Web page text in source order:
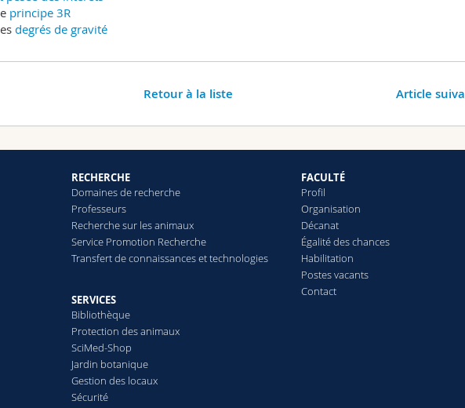
principe 3R
degrés de gravité
Article
Retour à la liste
RECHERCHE
Domaines de recherche
Professeurs
Recherche sur les animaux
Service Promotion Recherche
Transfert de connaissances et technologies
SERVICES
Bibliothèque
Protection des animaux
SciMed-Shop
Jardin botanique
Gestion des locaux
Sécurité
FACULTÉ
Profil
Organisation
Décanat
Égalité des chances
Habilitation
Postes vacants
Contact